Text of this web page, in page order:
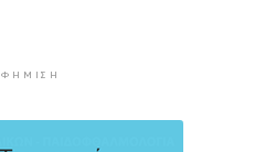
ζωντανεύει